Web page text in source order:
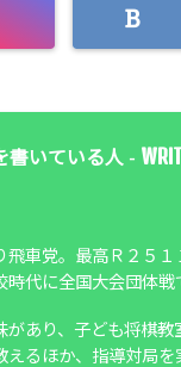
書いている人 -
車党。最高Ｒ２５１
代に全国大会団体戦
あり、子ども将棋教
えるほか、指導対局